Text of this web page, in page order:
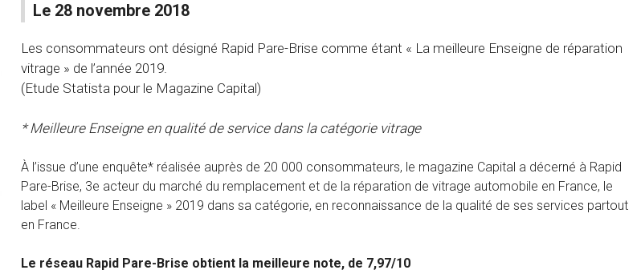
Le 28 novembre 2018
Les consommateurs ont désigné Rapid Pare-Brise comme étant « La meilleure Enseigne de réparation
vitrage » de l’année 2019.
(Etude Statista pour le Magazine Capital)
* Meilleure Enseigne en qualité de service dans la catégorie vitrage
À l’issue d’une enquête* réalisée auprès de 20 000 consommateurs, le magazine Capital a décerné à Rapid
Pare-Brise, 3e acteur du marché du remplacement et de la réparation de vitrage automobile en France, le
label « Meilleure Enseigne » 2019 dans sa catégorie, en reconnaissance de la qualité de ses services partout
en France.
Le réseau Rapid Pare-Brise obtient la meilleure note, de 7,97/10